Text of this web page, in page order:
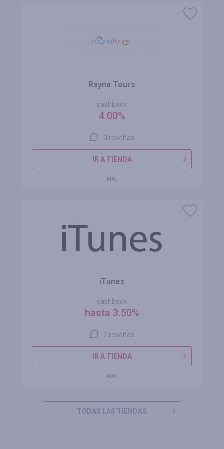
Rayna Tours
cashback
4.00%
0 reseñas
IR A TIENDA
MÁS
iTunes
cashback
hasta 3.50%
2 reseñas
IR A TIENDA
MÁS
TODAS LAS TIENDAS